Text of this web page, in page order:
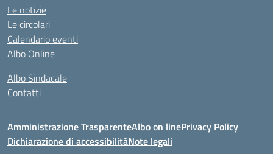
Le notizie
Le circolari
Calendario eventi
Albo Online
Albo Sindacale
Contatti
Amministrazione TrasparenteAlbo on linePrivacy Policy
Dichiarazione di accessibilitàNote legali